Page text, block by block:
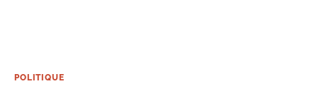
POLITIQUE